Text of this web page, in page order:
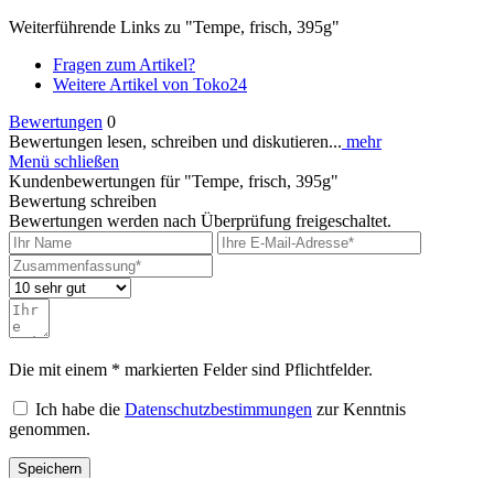
Weiterführende Links zu "Tempe, frisch, 395g"
Fragen zum Artikel?
Weitere Artikel von Toko24
Bewertungen 0
Bewertungen lesen, schreiben und diskutieren... mehr
Menü schließen
Kundenbewertungen für "Tempe, frisch, 395g"
Bewertung schreiben
Bewertungen werden nach Überprüfung freigeschaltet.
Die mit einem * markierten Felder sind Pflichtfelder.
Ich habe die Datenschutzbestimmungen zur Kenntnis
genommen.
Speichern